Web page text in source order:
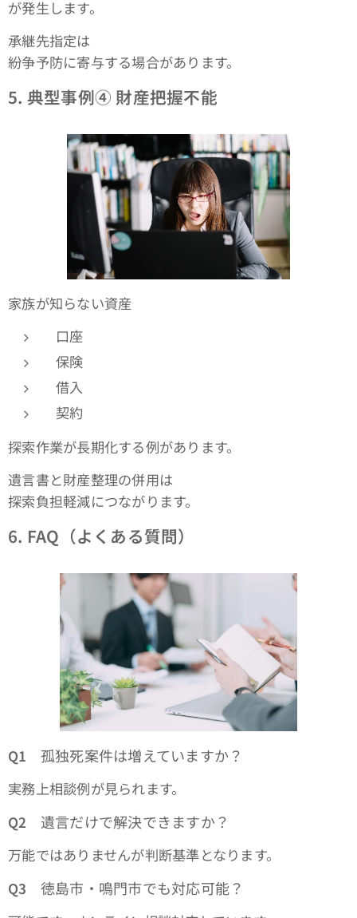
が発生します。
承継先指定は
紛争予防に寄与する場合があります。
5. 典型事例④ 財産把握不能
家族が知らない資産
口座
保険
借入
契約
探索作業が長期化する例があります。
遺言書と財産整理の併用は
探索負担軽減につながります。
6. FAQ （よくある質問）
Q1 孤独死案件は増えていますか？
実務上相談例が見られます。
Q2 遺言だけで解決できますか？
万能ではありませんが判断基準となります。
Q3 徳島市・鳴門市でも対応可能？